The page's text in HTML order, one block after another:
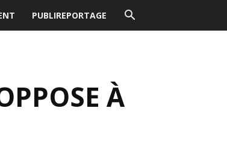
PUBLIREPORTAGE
À